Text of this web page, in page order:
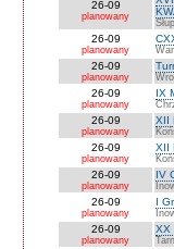
26-09
planowany
26-09
planowany
26-09
planowany
26-09
planowany
IX
26-09
planowany
XII
26-09
planowany
XII
26-09
planowany
IV
26-09
planowany
I
26-09
planowany
XX